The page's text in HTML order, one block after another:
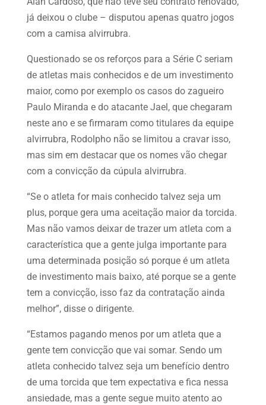
já deixou o clube – disputou apenas quatro jogos
com a camisa alvirrubra.
Questionado se os reforços para a Série C seriam
de atletas mais conhecidos e de um investimento
maior, como por exemplo os casos do zagueiro
Paulo Miranda e do atacante Jael, que chegaram
neste ano e se firmaram como titulares da equipe
alvirrubra, Rodolpho não se limitou a cravar isso,
mas sim em destacar que os nomes vão chegar
com a convicção da cúpula alvirrubra.
“Se o atleta for mais conhecido talvez seja um
plus, porque gera uma aceitação maior da torcida.
Mas não vamos deixar de trazer um atleta com a
característica que a gente julga importante para
uma determinada posição só porque é um atleta
de investimento mais baixo, até porque se a gente
tem a convicção, isso faz da contratação ainda
melhor”, disse o dirigente.
“Estamos pagando menos por um atleta que a
gente tem convicção que vai somar. Sendo um
atleta conhecido talvez seja um benefício dentro
de uma torcida que tem expectativa e fica nessa
ansiedade, mas a gente segue muito atento ao